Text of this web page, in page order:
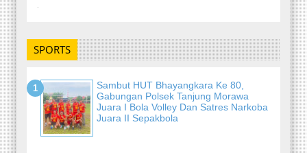
-
SPORTS
Sambut HUT Bhayangkara Ke 80,
Gabungan Polsek Tanjung Morawa
Juara I Bola Volley Dan Satres Narkoba
Juara II Sepakbola